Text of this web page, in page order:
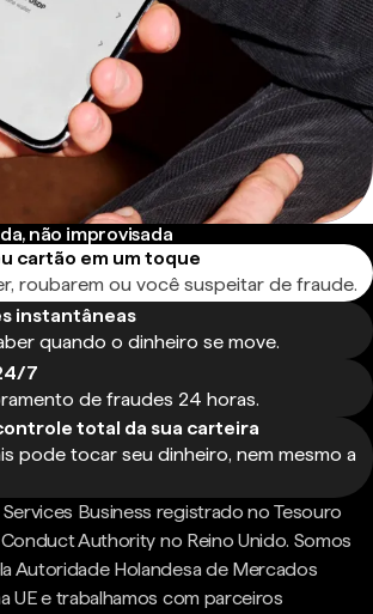
não improvisada
cartão em um toque
roubarem ou você suspeitar de fraude.
instantâneas
quando o dinheiro se move.
7
de fraudes 24 horas.
total da sua carteira
pode tocar seu dinheiro, nem mesmo a
Business registrado no Tesouro
Conduct Authority no Reino Unido. Somos
Autoridade Holandesa de Mercados
UE e trabalhamos com parceiros